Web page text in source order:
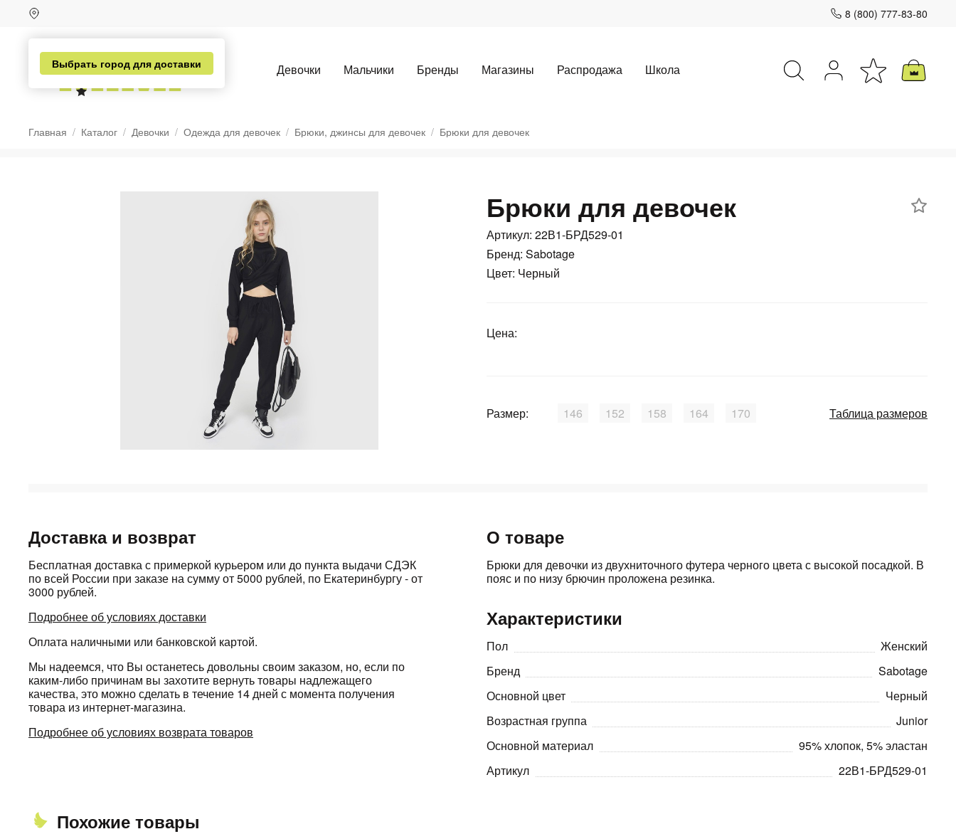
Выбрать город для доставки
8 (800) 777-83-80
Девочки Мальчики Бренды Магазины Распродажа Школа
Главная Каталог Девочки Одежда для девочек Брюки, джинсы для девочек Брюки для девочек
Брюки для девочек
Артикул: 22В1-БРД529-01
Бренд: Sabotage
Цвет: Черный
Цена:
Размер: 146 152 158 164 170 Таблица размеров
Доставка и возврат
Бесплатная доставка с примеркой курьером или до пункта выдачи СДЭК
по всей России при заказе на сумму от 5000 рублей, по Екатеринбургу - от
3000 рублей.
Подробнее об условиях доставки
Оплата наличными или банковской картой.
Мы надеемся, что Вы останетесь довольны своим заказом, но, если по
каким-либо причинам вы захотите вернуть товары надлежащего
качества, это можно сделать в течение 14 дней с момента получения
товара из интернет-магазина.
Подробнее об условиях возврата товаров
О товаре
Брюки для девочки из двухниточного футера черного цвета с высокой посадкой. В
пояс и по низу брючин проложена резинка.
Характеристики
Пол
Женский
Бренд
Sabotage
Основной цвет
Черный
Возрастная группа
Junior
Основной материал
95% хлопок, 5% эластан
Артикул
22В1-БРД529-01
Похожие товары
без переплат
Оплачивайте сегодня только
Оставшиеся
с вашей карты каждые 2 недели